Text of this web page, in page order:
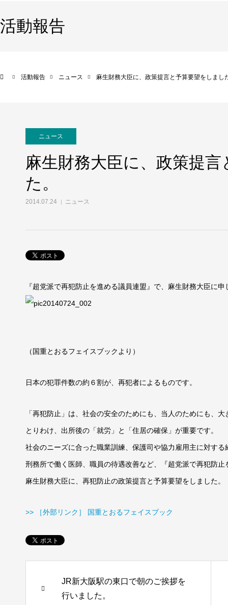
活動報告
活動報告 ニュース 麻生財務大臣に、政策提言と予算要望をしまし
ニュース
麻生財務大臣に、政策提
た。
2014.07.24 ニュース
『超党派で再犯防止を進める議員連盟』で、麻生財務大臣に
（国重とおるフェイスブックより）
日本の犯罪件数の約６割が、再犯者によるものです。
「再犯防止」は、社会の安全のためにも、当人のためにも、
とりわけ、出所後の「就労」と「住居の確保」が重要です。
社会のニーズに合った職業訓練、保護司や協力雇用主に対す
刑務所で働く医師、職員の待遇改善など、『超党派で再犯防
麻生財務大臣に、再犯防止の政策提言と予算要望をしました。
>> ［外部リンク］ 国重とおるフェイスブック
JR新大阪駅の東口で朝のご挨拶を
行いました。